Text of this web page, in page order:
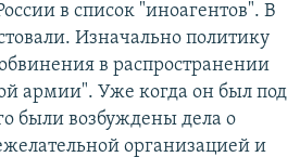
в список "иноагентов". В
Изначально политику
в распространении
армии". Уже когда он был под
были возбуждены дела о
организацией и